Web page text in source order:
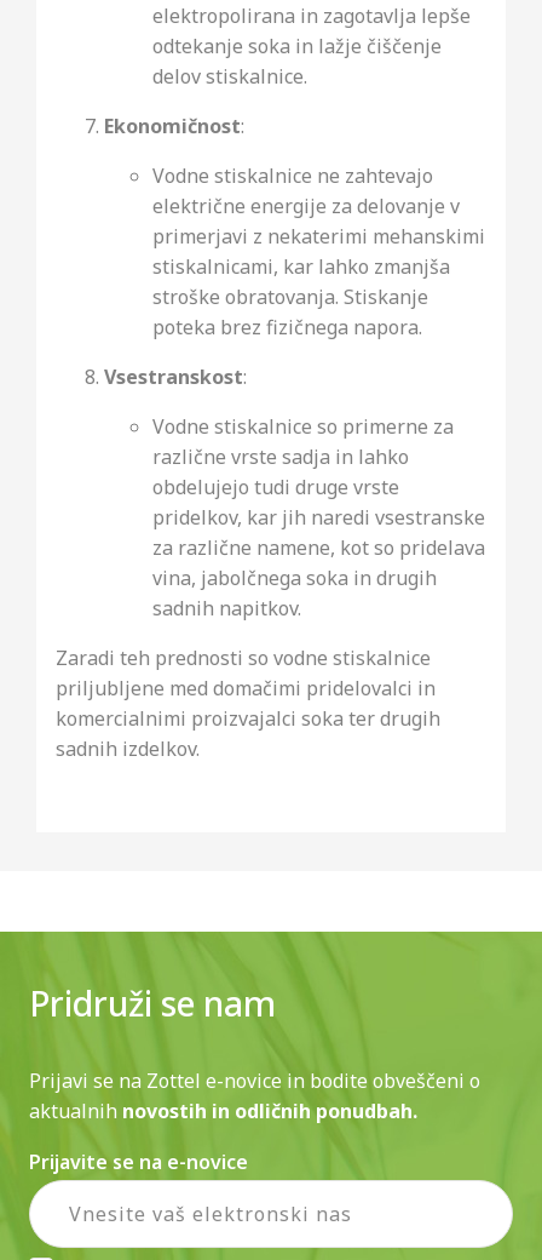
elektropolirana in zagotavlja lepše
odtekanje soka in lažje čiščenje
delov stiskalnice.
Ekonomičnost:
Vodne stiskalnice ne zahtevajo
električne energije za delovanje v
primerjavi z nekaterimi mehanskimi
stiskalnicami, kar lahko zmanjša
stroške obratovanja. Stiskanje
poteka brez fizičnega napora.
Vsestranskost:
Vodne stiskalnice so primerne za
različne vrste sadja in lahko
obdelujejo tudi druge vrste
pridelkov, kar jih naredi vsestranske
za različne namene, kot so pridelava
vina, jabolčnega soka in drugih
sadnih napitkov.
Zaradi teh prednosti so vodne stiskalnice
priljubljene med domačimi pridelovalci in
komercialnimi proizvajalci soka ter drugih
sadnih izdelkov.
Pridruži se nam
Prijavi se na Zottel e-novice in bodite obveščeni o
aktualnih novostih in odličnih ponudbah.
Prijavite se na e-novice